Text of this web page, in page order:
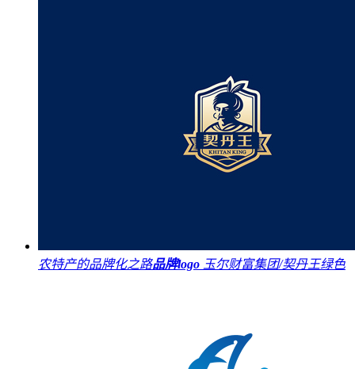
农特产的品牌化之路品牌logo 玉尔财富集团/契丹王绿色